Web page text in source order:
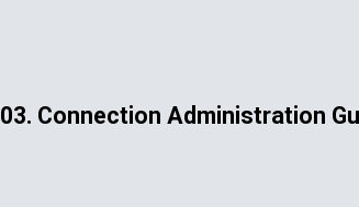
03. Connection Administration